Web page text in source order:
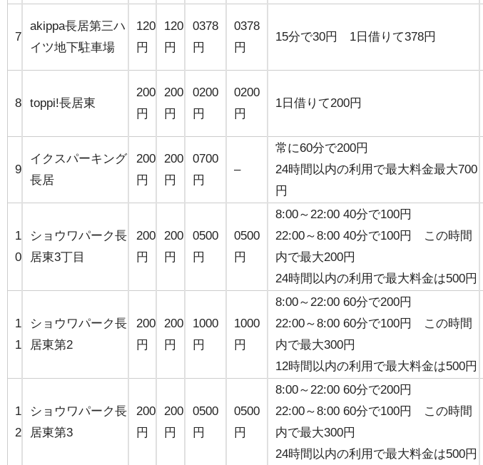
7
akippa長居第三ハ
イツ地下駐車場
120
円
120
円
0378
円
0378
円
15分で30円 1日借りて378円
8 toppi!長居東
200
円
200
円
0200
円
0200
円
1日借りて200円
9
イクスパーキング
長居
200
円
200
円
0700
円
–
常に60分で200円
24時間以内の利用で最大料金最大700
円
1
0
ショウワパーク長
居東3丁目
200
円
200
円
0500
円
0500
円
8:00～22:00 40分で100円
22:00～8:00 40分で100円 この時間
内で最大200円
24時間以内の利用で最大料金は500円
1
1
ショウワパーク長
居東第2
200
円
200
円
1000
円
1000
円
8:00～22:00 60分で200円
22:00～8:00 60分で100円 この時間
内で最大300円
12時間以内の利用で最大料金は500円
1
2
ショウワパーク長
居東第3
200
円
200
円
0500
円
0500
円
8:00～22:00 60分で200円
22:00～8:00 60分で100円 この時間
内で最大300円
24時間以内の利用で最大料金は500円